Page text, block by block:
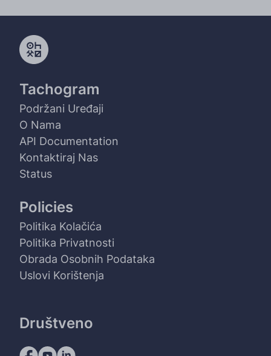
Tachogram
Podržani Uređaji
O Nama
API Documentation
Kontaktiraj Nas
Status
Policies
Politika Kolačića
Politika Privatnosti
Obrada Osobnih Podataka
Uslovi Korištenja
Društveno